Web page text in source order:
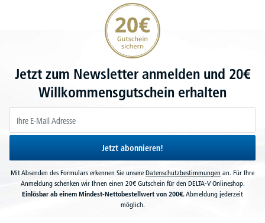
20€ Gutschein sichern
Jetzt zum Newsletter anmelden und 20€
Willkommensgutschein erhalten
Jetzt abonnieren!
Mit Absenden des Formulars erkennen Sie unsere Datenschutzbestimmungen an. Für Ihre
Anmeldung schenken wir Ihnen einen 20€ Gutschein für den DELTA-V Onlineshop.
Einlösbar ab einem Mindest-Nettobestellwert von 200€.Abmeldung jederzeit
möglich.